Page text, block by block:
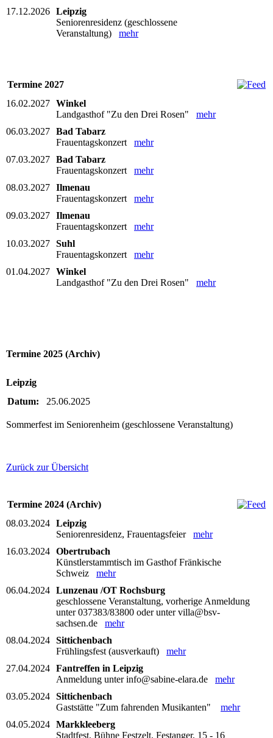
17.12.2026 Leipzig
Seniorenresidenz (geschlossene
Veranstaltung) mehr
Termine 2027
16.02.2027 Winkel
Landgasthof "Zu den Drei Rosen" mehr
06.03.2027 Bad Tabarz
Frauentagskonzert mehr
07.03.2027 Bad Tabarz
Frauentagskonzert mehr
08.03.2027 Ilmenau
Frauentagskonzert mehr
09.03.2027 Ilmenau
Frauentagskonzert mehr
10.03.2027 Suhl
Frauentagskonzert mehr
01.04.2027 Winkel
Landgasthof "Zu den Drei Rosen" mehr
Termine 2025 (Archiv)
Leipzig
Datum:
25.06.2025
Sommerfest im Seniorenheim (geschlossene Veranstaltung)
Zurück zur Übersicht
Termine 2024 (Archiv)
08.03.2024 Leipzig
Seniorenresidenz, Frauentagsfeier mehr
16.03.2024 Obertrubach
Künstlerstammtisch im Gasthof Fränkische
Schweiz mehr
06.04.2024 Lunzenau /OT Rochsburg
geschlossene Veranstaltung, vorherige Anmeldung
unter 037383/83800 oder unter villa@bsv-
sachsen.de mehr
08.04.2024 Sittichenbach
Frühlingsfest (ausverkauft) mehr
27.04.2024 Fantreffen in Leipzig
Anmeldung unter info@sabine-elara.de mehr
03.05.2024 Sittichenbach
Gaststätte "Zum fahrenden Musikanten" mehr
04.05.2024 Markkleeberg
Stadtfest, Bühne Festzelt, Festanger, 15 - 16